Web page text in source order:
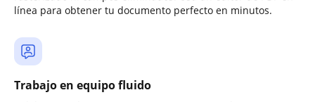
línea para obtener tu documento perfecto en minutos.
Trabajo en equipo fluido